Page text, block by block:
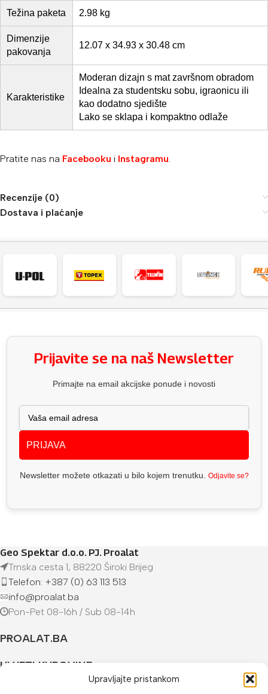
Upravljajte pristankom
Težina paketa 2.98 kg
Dimenzije
pakovanja
12.07 x 34.93 x 30.48 cm
Karakteristike
Moderan dizajn s mat završnom obradom
Idealna za studentsku sobu, igraonicu ili
kao dodatno sjedište
Lako se sklapa i kompaktno odlaže
Pratite nas na Facebooku i Instagramu.
Recenzije (0)
Dostava i plaćanje
Prijavite se na naš Newsletter
Primajte na email akcijske ponude i novosti
PRIJAVA
Newsletter možete otkazati u bilo kojem trenutku. Odjavite se?
Geo Spektar d.o.o. PJ. Proalat
Trnska cesta 1, 88220 Široki Brijeg
Telefon: +387 (0) 63 113 513
info@proalat.ba
Pon-Pet 08-16h / Sub 08-14h
PROALAT.BA
UVJETI KUPOVINE